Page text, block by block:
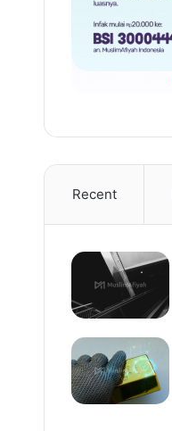
Recent